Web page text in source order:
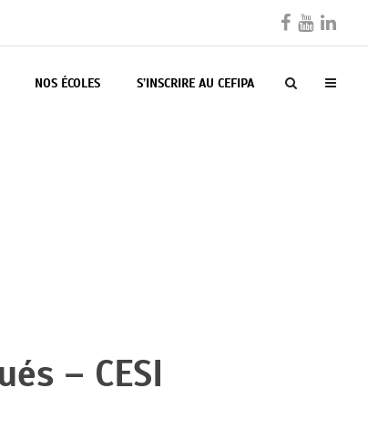
NOS ÉCOLES S’INSCRIRE AU CEFIPA
– CESI